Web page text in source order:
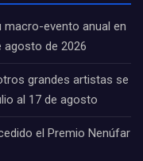
macro-evento anual en
agosto de 2026
grandes artistas se
al 17 de agosto
el Premio Nenúfar